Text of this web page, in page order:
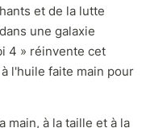
et de la lutte
une galaxie
4 » réinvente cet
l'huile faite main pour
main, à la taille et à la